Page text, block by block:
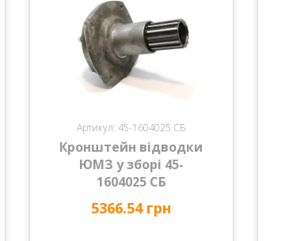
Артикул: 45-1604025 СБ
Кронштейн відводки
ЮМЗ у зборі 45-
1604025 СБ
5366.54 грн